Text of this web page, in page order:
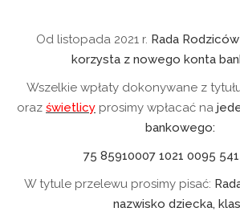
Od listopada 2021 r. Rada
korzysta z nowego konta
Wszelkie wpłaty dokonywane z
oraz świetlicy prosimy wpłacać na
bankowego:
75 85910007 1021 0095
W tytule przelewu prosimy pisać:
nazwisko dziecka,